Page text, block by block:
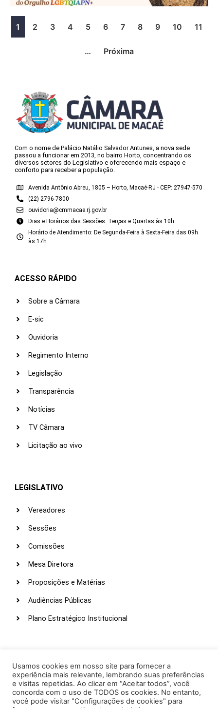
1 2 3 4 5 6 7 8 9 10 11
… Próxima
Com o nome de Palácio Natálio Salvador Antunes, a nova sede
passou a funcionar em 2013, no bairro Horto, concentrando os
diversos setores do Legislativo e oferecendo mais espaço e
conforto para receber a população.
Avenida Antônio Abreu, 1805 – Horto, Macaé-RJ - CEP: 27947-570
(22) 2796-7800
ouvidoria@cmmacae.rj.gov.br
Dias e Horários das Sessões: Terças e Quartas às 10h
Horário de Atendimento: De Segunda-Feira à Sexta-Feira das 09h
às 17h
ACESSO RÁPIDO
Sobre a Câmara
E-sic
Ouvidoria
Regimento Interno
Legislação
Transparência
Notícias
TV Câmara
Licitação ao vivo
LEGISLATIVO
Vereadores
Sessões
Comissões
Mesa Diretora
Proposições e Matérias
Audiências Públicas
Plano Estratégico Institucional
Webmail
Intranet
Administração
Usamos cookies em nosso site para fornecer a
experiência mais relevante, lembrando suas preferências
e visitas repetidas. Ao clicar em “Aceitar todos”, você
concorda com o uso de TODOS os cookies. No entanto,
você pode visitar "Configurações de cookies" para